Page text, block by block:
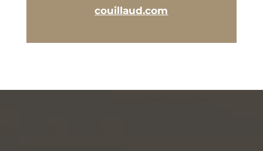
couillaud.com